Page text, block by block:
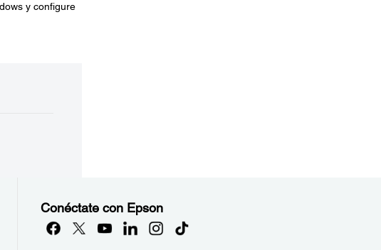
y configure
Conéctate con Epson